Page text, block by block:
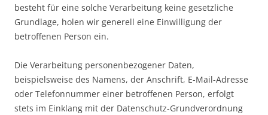
besteht für eine solche Verarbeitung keine gesetzliche
Grundlage, holen wir generell eine Einwilligung der
betroffenen Person ein.
Die Verarbeitung personenbezogener Daten,
beispielsweise des Namens, der Anschrift, E-Mail-Adresse
oder Telefonnummer einer betroffenen Person, erfolgt
stets im Einklang mit der Datenschutz-Grundverordnung